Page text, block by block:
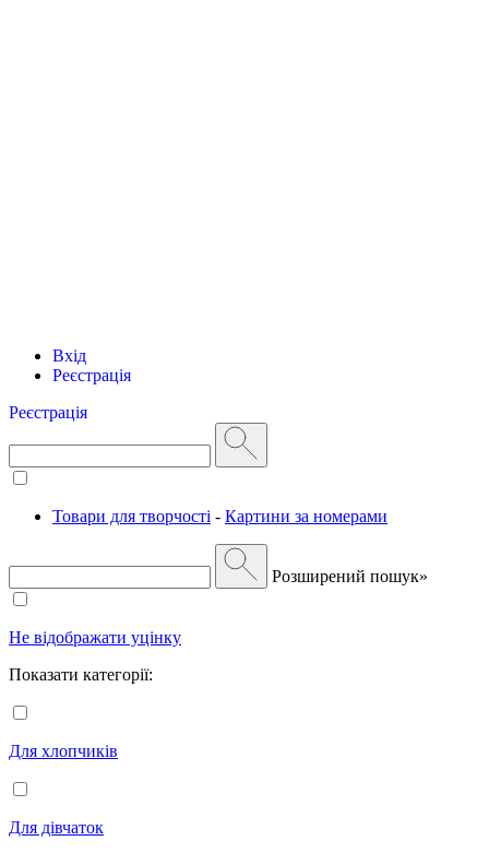
Вхід
Реєстрація
Реєстрація
Товари для творчості - Картини за номерами
Розширений пошук»
Не відображати уцінку
Показати категорії:
Для хлопчиків
Для дівчаток